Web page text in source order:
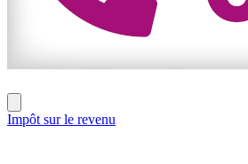
Impôt sur le revenu